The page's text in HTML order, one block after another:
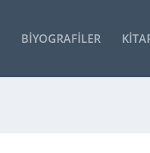
BIYOGRAFILER